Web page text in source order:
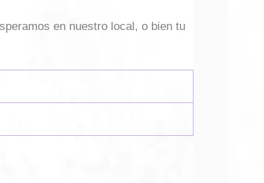
en nuestro local, o bien tu